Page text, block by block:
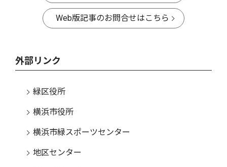
Web版記事のお問合せはこちら
外部リンク
緑区役所
横浜市役所
横浜市緑スポーツセンター
地区センター